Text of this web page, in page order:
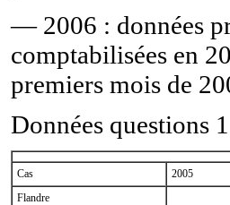
— 2006 : données
comptabilisées en
premiers mois de
Données questions
Cas 2005
Flandre